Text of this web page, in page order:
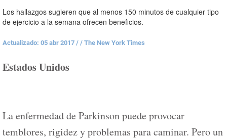
Los hallazgos sugieren que al menos 150 minutos de cualquier tipo
de ejercicio a la semana ofrecen beneficios.
Actualizado: 05 abr 2017 / / The New York Times
Estados Unidos
La enfermedad de Parkinson puede provocar
temblores, rigidez y problemas para caminar. Pero un